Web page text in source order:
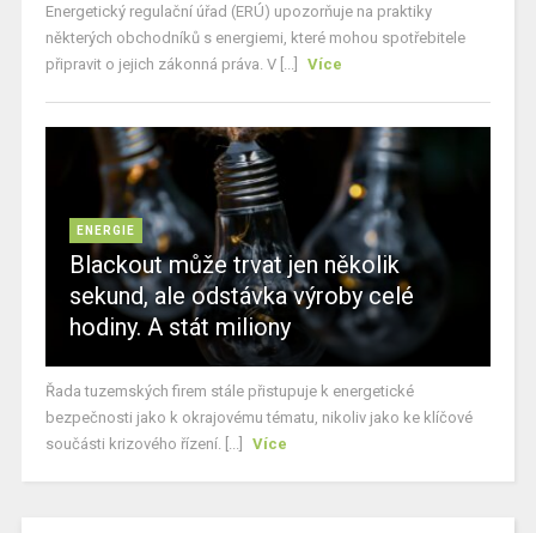
Energetický regulační úřad (ERÚ) upozorňuje na praktiky
některých obchodníků s energiemi, které mohou spotřebitele
připravit o jejich zákonná práva. V [...]
Více
ENERGIE
Blackout může trvat jen několik
sekund, ale odstávka výroby celé
hodiny. A stát miliony
Řada tuzemských firem stále přistupuje k energetické
bezpečnosti jako k okrajovému tématu, nikoliv jako ke klíčové
součásti krizového řízení. [...]
Více